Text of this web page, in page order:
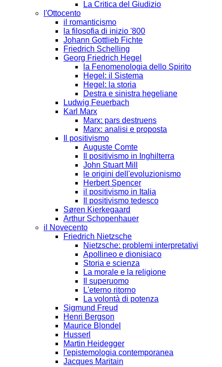
La Critica del Giudizio
l'Ottocento
il romanticismo
la filosofia di inizio '800
Johann Gottlieb Fichte
Friedrich Schelling
Georg Friedrich Hegel
la Fenomenologia dello Spirito
Hegel: il Sistema
Hegel: la storia
Destra e sinistra hegeliane
Ludwig Feuerbach
Karl Marx
Marx: pars destruens
Marx: analisi e proposta
Il positivismo
Auguste Comte
Il positivismo in Inghilterra
John Stuart Mill
le origini dell'evoluzionismo
Herbert Spencer
il positivismo in Italia
Il positivismo tedesco
Søren Kierkegaard
Arthur Schopenhauer
il Novecento
Friedrich Nietzsche
Nietzsche: problemi interpretativi
Apollineo e dionisiaco
Storia e scienza
La morale e la religione
Il superuomo
L'eterno ritorno
La volontà di potenza
Sigmund Freud
Henri Bergson
Maurice Blondel
Husserl
Martin Heidegger
l'epistemologia contemporanea
Jacques Maritain